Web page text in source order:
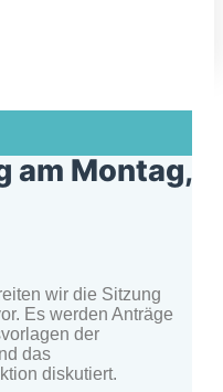
am Montag,
wir die Sitzung
Es werden Anträge
der
das
diskutiert.